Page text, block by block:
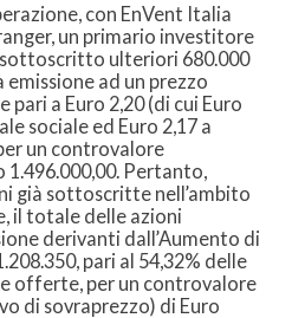
con EnVent Italia
un primario investitore
ulteriori 680.000
ad un prezzo
a Euro 2,20 (di cui Euro
sociale ed Euro 2,17 a
un controvalore
Pertanto,
già sottoscritte nell’ambito
il totale delle azioni
derivanti dall’Aumento di
pari al 54,32% delle
offerte, per un controvalore
di sovraprezzo) di Euro